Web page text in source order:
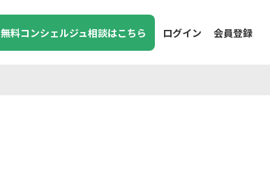
無料コンシェルジュ相談はこちら ログイン 会員登録